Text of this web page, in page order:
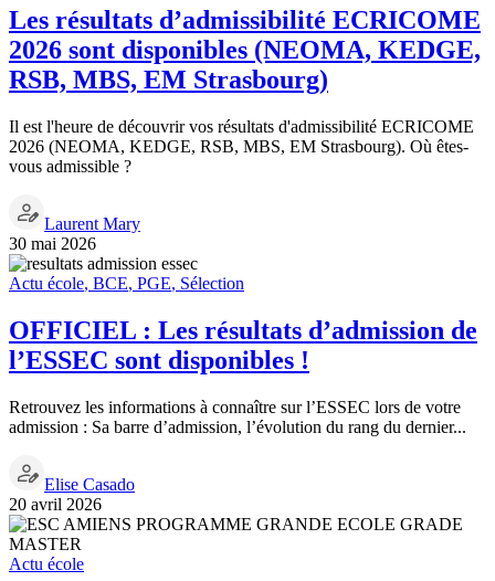
Les résultats d’admissibilité ECRICOME
2026 sont disponibles (NEOMA, KEDGE,
RSB, MBS, EM Strasbourg)
Il est l'heure de découvrir vos résultats d'admissibilité ECRICOME
2026 (NEOMA, KEDGE, RSB, MBS, EM Strasbourg). Où êtes-
vous admissible ?
Laurent Mary
30 mai 2026
Actu école, BCE, PGE, Sélection
OFFICIEL : Les résultats d’admission de
l’ESSEC sont disponibles !
Retrouvez les informations à connaître sur l’ESSEC lors de votre
admission : Sa barre d’admission, l’évolution du rang du dernier...
Elise Casado
20 avril 2026
Actu école